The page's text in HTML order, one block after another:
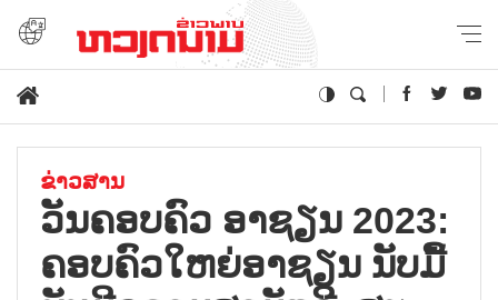
ຂ່າວສານ
ວັນ​ຄອບ​ຄົວ ອາ​ຊຽນ 2023:
ຄອບ​ຄົວ​ໃຫຍ່​ອາ​ຊຽນ ນັບ​ມື້​